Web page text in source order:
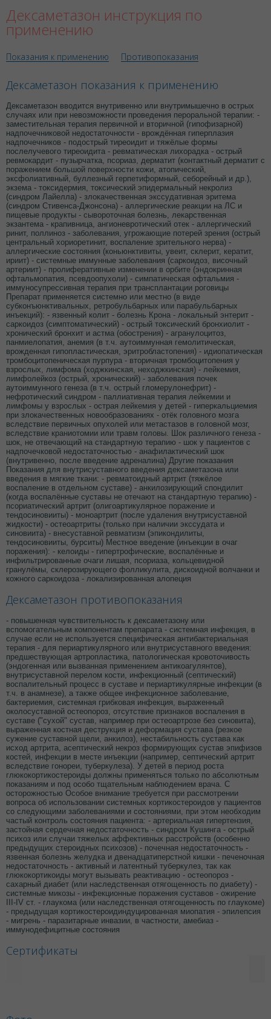
Дексаметазон инструкция по
применению
Показания к применению Противопоказания
Дексаметазон показания к применению
Дексаметазон вводится внутривенно или внутримышечно в острых
случаях или при невозможности проведения пероральной терапии: -
заместительная терапия первичной и вторичной (гипофизарной)
надпочечниковой недостаточности - врождённая гиперплазия
надпочечников - подострый тиреоидит и тяжёлые формы
послелучевого тиреоидита - ревматическая лихорадка - острый
ревмокардит - пузырчатка, псориаз, дерматит (контактный дерматит с
поражением большой поверхности кожи, атопический,
эксфолиативный, буллезный герпетиформный, себорейный и др.),
экзема - токсидермия, токсический эпидермальный некролиз
(синдром Лайелла) - злокачественная экссудативная эритема
(синдром Стивенса-Джонсона) - аллергические реакции на ЛС и
пищевые продукты - сывороточная болезнь, лекарственная
экзантема - крапивница, ангионевротический отек - аллергический
ринит, поллиноз - заболевания, угрожающие потерей зрения (острый
центральный хориоретинит, воспаление зрительного нерва) -
аллергические состояния (коньюнктивиты, увеит, склерит, кератит,
ириит) - системные иммунные заболевания (саркоидоз, височный
артериит) - пролиферативные изменении в орбите (эндокринная
офтальмопатия, псевдоопухоли) - симпатическая офтальмия -
иммуносупрессивная терапия при трансплантации роговицы
Препарат применяется системно или местно (в виде
субконъюнктивальных, ретробульбарных или парабульбарных
инъекций): - язвенный колит - болезнь Крона - локальный энтерит -
саркоидоз (симптоматический) - острый токсический бронхиолит -
хронический бронхит и астма (обострения) - агранулоцитоз,
панмиелопатия, анемия (в т.ч. аутоиммунная гемолитическая,
врожденная гипопластическая, эритробластопения) - идиопатическая
тромбоцитопеническая пурпура - вторичная тромбоцитопения у
взрослых, лимфома (ходжкинская, неходжкинская) - лейкемия,
лимфолейкоз (острый, хронический) - заболевания почек
аутоиммунного генеза (в т.ч. острый гломерулонефрит) -
нефротический синдром - паллиативная терапия лейкемии и
лимфомы у взрослых - острая лейкемия у детей - гиперкальциемия
при злокачественных новообразованиях - отёк головного мозга
вследствие первичных опухолей или метастазов в головной мозг,
вследствие краниотомии или травм головы. Шок различного генеза -
шок, не отвечающий на стандартную терапию - шок у пациентов с
надпочечковой недостаточностью - анафилактический шок
(внутривенно, после введение адреналина) Другие показания
Показания для внутрисуставного введения дексаметазона или
введения в мягкие ткани: - ревматоидный артрит (тяжёлое
воспаление в отдельном суставе) - анкилозирующий спондилит
(когда воспалённые суставы не отечают на стандартную терапию) -
псориатический артрит (олигоартикулярное поражение и
тендосиновииты) - моноартрит (после удаления внутрисуставной
жидкости) - остеоартриты (только при наличии экссудата и
синовиита) - внесуставной ревматизм (эпикондилиты,
тендосиновииты, бурситы) Местное введение (инъекции в очаг
поражения): - келоиды - гипертрофические, воспалённые и
инфильтрированные очаги лишая, псориаза, кольцевидной
гранулёмы, склерозирующего фолликулита, дискоидной волчанки и
кожного саркоидоза - локализированная алопеция
Дексаметазон противопоказания
- повышенная чувствительность к дексаметазону или
вспомогательным компонентам препарата - системная инфекция, в
случае если не используется специфическая антибактериальная
терапия - для периартикулярного или внутрисуставного введения:
предшествующая артропластика, патологическая кровоточивость
(эндогенная или вызванная применением антикоагулянтов),
внутрисуставной перелом кости, инфекционный (септический)
воспалительный процесс в суставе и периартикулярные инфекции (в
т.ч. в анамнезе), а также общее инфекционное заболевание,
бактериемия, системная грибковая инфекция, выраженный
околосуставной остеопороз, отсутствие признаков воспаления в
суставе ("сухой" сустав, например при остеоартрозе без синовита),
выраженная костная деструкция и деформация сустава (резкое
сужение суставной щели, анкилоз), нестабильность сустава как
исход артрита, асептический некроз формирующих сустав эпифизов
костей, инфекции в месте инъекции (например, септический артрит
вследствие гонореи, туберкулеза). У детей в период роста
глюкокортикостероиды должны применяться только по абсолютным
показаниям и под особо тщательным наблюдением врача. С
осторожностью Особое внимание требуется при рассмотрении
вопроса об использовании системных кортикостероидов у пациентов
со следующими заболеваниями и состояниями, при этом необходим
частый контроль состояния пациента: - артериальная гипертензия,
застойная сердечная недостаточность - синдром Кушинга - острый
психоз или случаи тяжелых аффективных расстройств (особенно
предыдущих стероидных психозов) - почечная недостаточность -
язвенная болезнь желудка и двенадцатиперстной кишки - печеночная
недостаточность - активный и латентный туберкулез, так как
глюкокортикоиды могут вызывать реактивацию - остеопороз -
сахарный диабет (или наследственная отягощенность по диабету) -
системные микозы - инфекционные поражения суставов - ожирение
III-IV ст. - глаукома (или наследственная отягощенность по глаукоме)
- предыдущая кортикостероидиндуцированная миопатия - эпилепсия
- мигрень - паразитарные инвазии, в частности, амебиаз -
иммунодефицитные состояния
Сертификаты